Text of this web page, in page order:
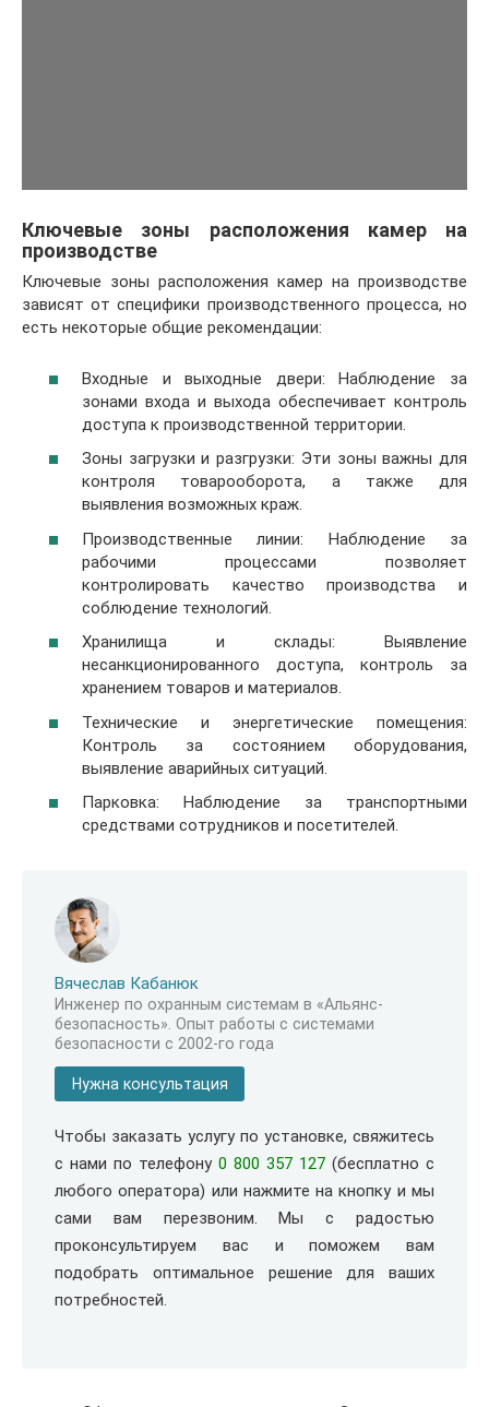
Ключевые зоны расположения камер на
производстве
Ключевые зоны расположения камер на производстве
зависят от специфики производственного процесса, но
есть некоторые общие рекомендации:
Входные и выходные двери: Наблюдение за
зонами входа и выхода обеспечивает контроль
доступа к производственной территории.
Зоны загрузки и разгрузки: Эти зоны важны для
контроля товарооборота, а также для
выявления возможных краж.
Производственные линии: Наблюдение за
рабочими процессами позволяет
контролировать качество производства и
соблюдение технологий.
Хранилища и склады: Выявление
несанкционированного доступа, контроль за
хранением товаров и материалов.
Технические и энергетические помещения:
Контроль за состоянием оборудования,
выявление аварийных ситуаций.
Парковка: Наблюдение за транспортными
средствами сотрудников и посетителей.
Вячеслав Кабанюк
Инженер по охранным системам в «Альянс-
безопасность». Опыт работы с системами
безопасности с 2002-го года
Нужна консультация
Чтобы заказать услугу по установке, свяжитесь
с нами по телефону 0 800 357 127 (бесплатно с
любого оператора) или нажмите на кнопку и мы
сами вам перезвоним. Мы с радостью
проконсультируем вас и поможем вам
подобрать оптимальное решение для ваших
потребностей.